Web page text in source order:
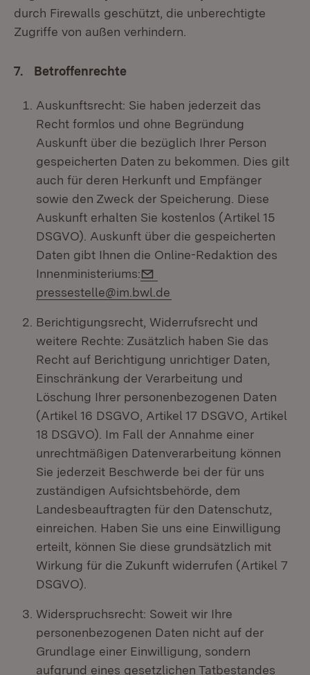
durch Firewalls geschützt, die unberechtigte
Zugriffe von außen verhindern.
7. Betroffenrechte
Auskunftsrecht: Sie haben jederzeit das
Recht formlos und ohne Begründung
Auskunft über die bezüglich Ihrer Person
gespeicherten Daten zu bekommen. Dies gilt
auch für deren Herkunft und Empfänger
sowie den Zweck der Speicherung. Diese
Auskunft erhalten Sie kostenlos (Artikel 15
DSGVO). Auskunft über die gespeicherten
Daten gibt Ihnen die Online-Redaktion des
Innenministeriums:
pressestelle@im.bwl.de
Berichtigungsrecht, Widerrufsrecht und
weitere Rechte: Zusätzlich haben Sie das
Recht auf Berichtigung unrichtiger Daten,
Einschränkung der Verarbeitung und
Löschung Ihrer personenbezogenen Daten
(Artikel 16 DSGVO, Artikel 17 DSGVO, Artikel
18 DSGVO). Im Fall der Annahme einer
unrechtmäßigen Datenverarbeitung können
Sie jederzeit Beschwerde bei der für uns
zuständigen Aufsichtsbehörde, dem
Landesbeauftragten für den Datenschutz,
einreichen. Haben Sie uns eine Einwilligung
erteilt, können Sie diese grundsätzlich mit
Wirkung für die Zukunft widerrufen (Artikel 7
DSGVO).
Widerspruchsrecht: Soweit wir Ihre
personenbezogenen Daten nicht auf der
Grundlage einer Einwilligung, sondern
aufgrund eines gesetzlichen Tatbestandes